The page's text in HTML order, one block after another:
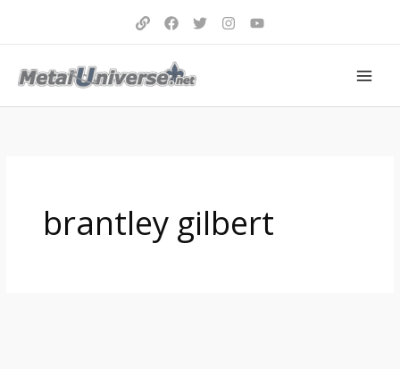
brantley gilbert